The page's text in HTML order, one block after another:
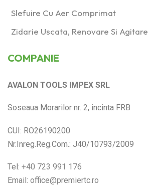
Slefuire Cu Aer Comprimat
Zidarie Uscata, Renovare Si Agitare
COMPANIE
AVALON TOOLS IMPEX SRL
Soseaua Morarilor nr. 2, incinta FRB
CUI: RO26190200
Nr.Inreg.Reg.Com.: J40/10793/2009
Tel: +40 723 991 176
Email: office@premiertc.ro